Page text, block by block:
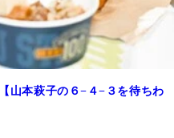
山本萩子の６−４−３を待ちわ